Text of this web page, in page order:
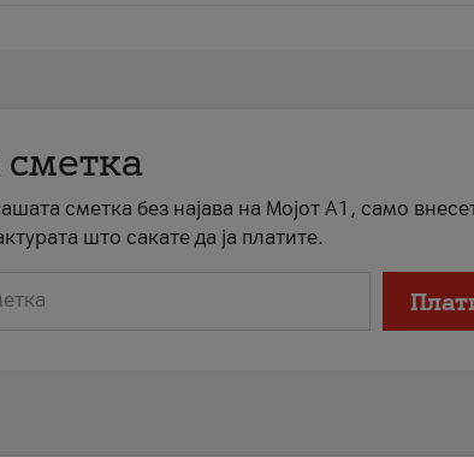
сметка без најава на Мојот А1, само
што сакате да ја платите.